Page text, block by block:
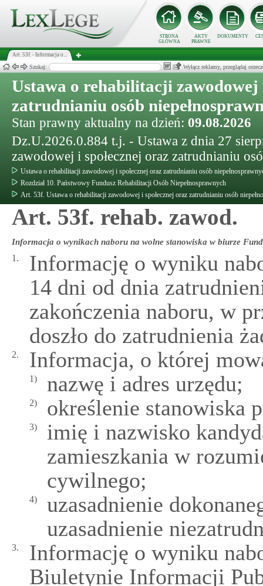
STRONA
GŁÓWNA
AKTY
PRAWNE
DOKUMENTY
Art. 53f. - Informacja o...
Szukaj: Wyłącz reklamy, przeglądaj
Ustawa o rehabilitacji zawodowej
zatrudnianiu osób
Stan prawny aktualny na dzień: 09.08.2026
Dz.U.2026.0.884 t.j. - Ustawa z dnia 27
zawodowej i społecznej oraz zatrudnianiu
Ustawa o rehabilitacji zawodowej i społecznej oraz zatrudnianiu osób
Rozdział 10. Państwowy Fundusz Rehabilitacji Osób Niepełnosprawnych
Art. 53f. Ustawa o rehabilitacji zawodowej i społecznej oraz zatrudnianiu osób
Art. 53f. rehab. zawod.
Informacja o wynikach naboru na wolne stanowiska w biurze
1.
Informację o wyniku
14 dni od dnia
zakończenia naboru, w
doszło do zatrudnienia
2. Informacja, o której
1) nazwę i adres urzędu;
2) określenie stanowiska
3)
imię i nazwisko
zamieszkania w
cywilnego;
4)
uzasadnienie
uzasadnienie
3.
Informację o wyniku
Biuletynie Informacji